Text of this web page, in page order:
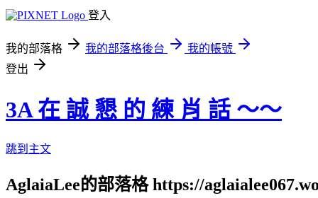
登入
我的部落格 我的部落格後台
我的帳號
登出
3A 在 誠 懇 的 練 肖 話 ～～
跳到主文
AglaiaLee的部落格 https://